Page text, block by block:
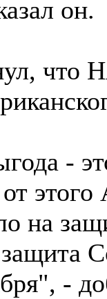
он.
что
-
на
-